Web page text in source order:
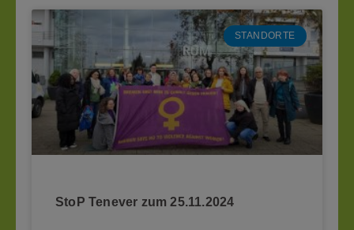
STANDORTE
StoP Tenever zum 25.11.2024